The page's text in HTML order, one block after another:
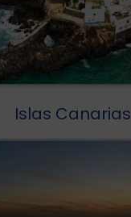
Islas Canarias